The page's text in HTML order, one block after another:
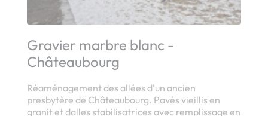
Gravier marbre blanc -
Châteaubourg
Réaménagement des allées d'un ancien
presbytère de Châteaubourg. Pavés vieillis en
granit et dalles stabilisatrices avec remplissage en